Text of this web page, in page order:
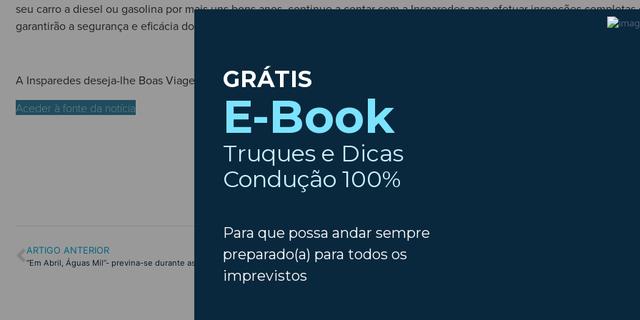
seu carro a diesel ou gasolina por mais uns bons anos, continue a contar com a Insparedes para efetuar inspeções completas
garantirão a segurança e eficácia do seu carro por mais uns anos!
A Insparedes deseja-lhe Boas Viagens!
Aceder à fonte da notícia
ARTIGO ANTERIOR
“Em Abril, Águas Mil”- previna-se durante as chuvas de Primavera!